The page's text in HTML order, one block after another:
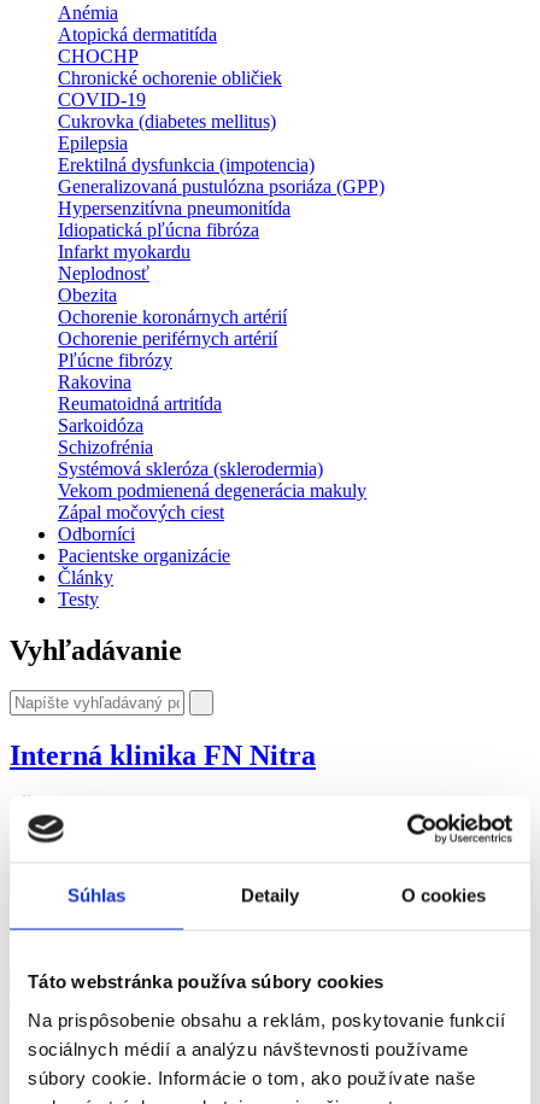
Súhlas Detaily O cookies
Táto webstránka používa súbory cookies
Na prispôsobenie obsahu a reklám, poskytovanie funkcií
sociálnych médií a analýzu návštevnosti používame
súbory cookie. Informácie o tom, ako používate naše
Anémia
Atopická dermatitída
CHOCHP
Chronické ochorenie obličiek
COVID-19
Cukrovka (diabetes mellitus)
Epilepsia
Erektilná dysfunkcia (impotencia)
Generalizovaná pustulózna psoriáza (GPP)
Hypersenzitívna pneumonitída
Idiopatická pľúcna fibróza
Infarkt myokardu
Neplodnosť
Obezita
Ochorenie koronárnych artérií
Ochorenie periférnych artérií
Pľúcne fibrózy
Rakovina
Reumatoidná artritída
Sarkoidóza
Schizofrénia
Systémová skleróza (sklerodermia)
Vekom podmienená degenerácia makuly
Zápal močových ciest
Odborníci
Pacientske organizácie
Články
Testy
Vyhľadávanie
Interná klinika FN Nitra
Čítať viaco I. Interná klinika UN Martin
Bratislava – Staré Mesto
Čítať viaco I. Interná klinika Univerzitnej nemocnice Bratislava –
II. Interná klinika SZU FN s poliklinikou